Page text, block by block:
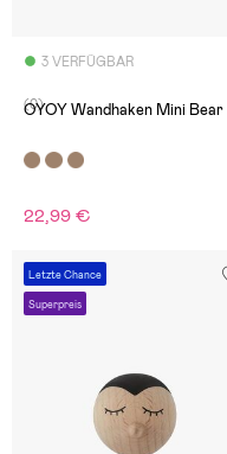
3 VERFÜGBAR
(0)
OYOY Wandhaken Mini Bear
22,99 €
Letzte Chance
Superpreis